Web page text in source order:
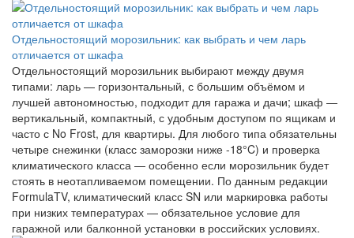
Отдельностоящий морозильник: как выбрать и чем ларь
отличается от шкафа
Отдельностоящий морозильник выбирают между двумя
типами: ларь — горизонтальный, с большим объёмом и
лучшей автономностью, подходит для гаража и дачи; шкаф —
вертикальный, компактный, с удобным доступом по ящикам и
часто с No Frost, для квартиры. Для любого типа обязательны
четыре снежинки (класс заморозки ниже -18°C) и проверка
климатического класса — особенно если морозильник будет
стоять в неотапливаемом помещении. По данным редакции
FormulaTV, климатический класс SN или маркировка работы
при низких температурах — обязательное условие для
гаражной или балконной установки в российских условиях.